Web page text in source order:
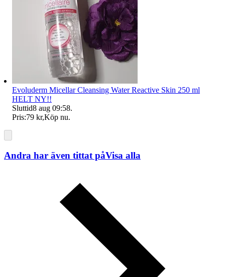
Evoluderm Micellar Cleansing Water Reactive Skin 250 ml
HELT NY!!
Sluttid8 aug 09:58.
Pris:79 kr,Köp nu.
Andra har även tittat påVisa alla